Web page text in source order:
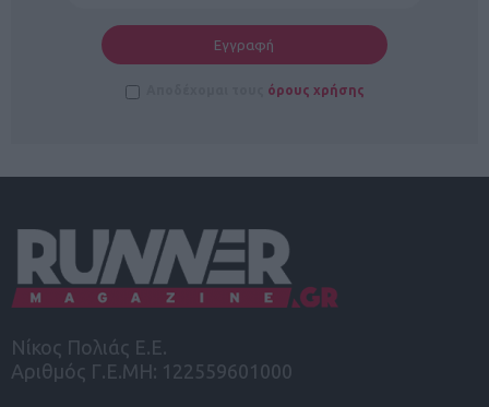
όρους χρήσης
Νίκος Πολιάς Ε.Ε.
Αριθμός Γ.Ε.ΜΗ: 122559601000